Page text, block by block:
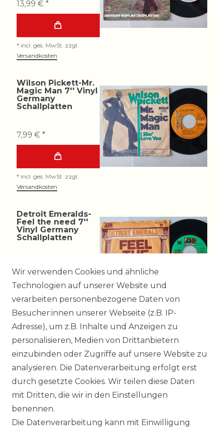
13,99 € *
* incl. ges. MwSt. zzgl.
Versandkosten
Wilson Pickett-Mr.
Magic Man 7'' Vinyl
Germany
Schallplatten
7,99 € *
* incl. ges. MwSt. zzgl.
Versandkosten
Detroit Emeralds-
Feel the need 7''
Vinyl Germany
Schallplatten
9,99 € *
Versandkosten
2 3 4
Impressum Daten­schutz­erklärung
Wir verwenden Cookies und ähnliche
Technologien auf unserer Website und
verarbeiten personenbezogene Daten von
Besucher:innen unserer Webseite (z.B. IP-
Adresse), um z.B. Inhalte und Anzeigen zu
personalisieren, Medien von Drittanbietern
einzubinden oder Zugriffe auf unsere Website zu
analysieren. Die Datenverarbeitung erfolgt erst
durch gesetzte Cookies. Wir teilen diese Daten
mit Dritten, die wir in den Einstellungen
benennen.
Die Datenverarbeitung kann mit Einwilligung